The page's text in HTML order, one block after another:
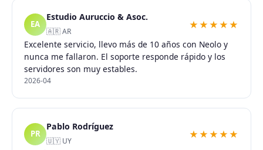
EA
Estudio Auruccio & Asoc.
🇦🇷 AR
★★★★★
Excelente servicio, llevo más de 10 años con Neolo y
nunca me fallaron. El soporte responde rápido y los
servidores son muy estables.
2026-04
PR
Pablo Rodríguez
🇺🇾 UY
★★★★★